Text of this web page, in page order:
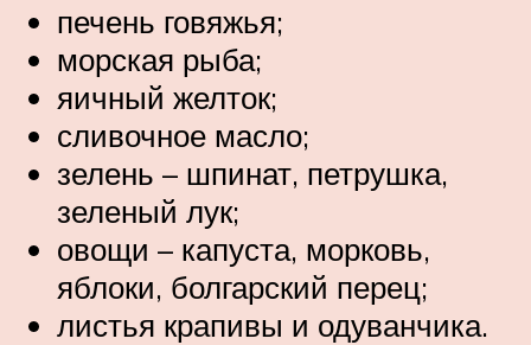
печень говяжья;
морская рыба;
яичный желток;
сливочное масло;
зелень – шпинат, петрушка,
зеленый лук;
овощи – капуста, морковь,
яблоки, болгарский перец;
листья крапивы и одуванчика.